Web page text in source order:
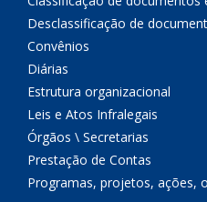
Desclassificação de
Convênios
Diárias
Estrutura organizacional
Leis e Atos Infralegais
Órgãos \ Secretarias
Prestação de Contas
Programas, projetos, ações,